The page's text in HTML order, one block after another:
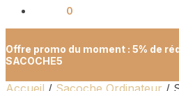
0
Offre promo du moment : 5% de
SACOCHE5
Accueil / Sacoche Ordinateur /